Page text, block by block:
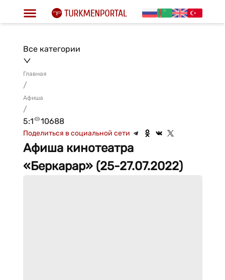
Все категории
Главная
/
Афиша
/
5:1
10688
Поделиться в социальной сети
Афиша кинотеатра
«Беркарар» (25-27.07.2022)